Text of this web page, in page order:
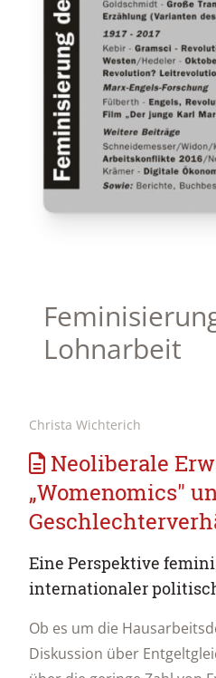
Lohnarbeit
Christa Wichterich
Neoliberale
„Womenomics"
Eine Perspektive
internationaler
Ob es um die
Diskussion über